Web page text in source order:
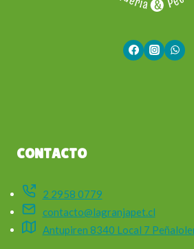
CONTACTO
2 2958 0779
contacto@lagranjapet.cl
Antupiren 8340 Local 7